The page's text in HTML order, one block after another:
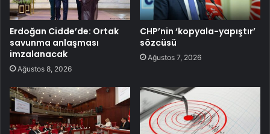
Erdoğan Cidde’de: Ortak
savunma anlaşması
imzalanacak
Ağustos 8, 2026
CHP’nin ‘kopyala-yapıştır’
sözcüsü
Ağustos 7, 2026